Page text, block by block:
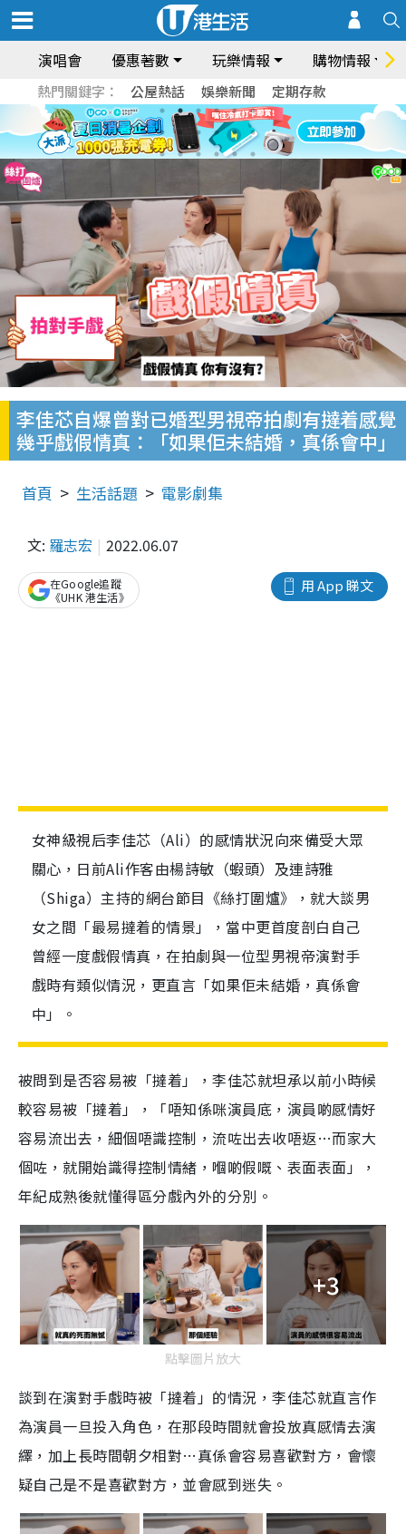
演唱會 優惠著數 玩樂情報 購物情報
熱門關鍵字： 公屋熱話 娛樂新聞 定期存款
李佳芯自爆曾對已婚型男視帝拍劇有撻着感覺
幾乎戲假情真：「如果佢未結婚，真係會中」
首頁 生活話題 電影劇集
文: 羅志宏 2022.06.07
用 App 睇文
在Google追蹤
《UHK 港生活》
女神級視后李佳芯（Ali）的感情狀況向來備受大眾
關心，日前Ali作客由楊詩敏（蝦頭）及連詩雅
（Shiga）主持的網台節目《絲打圍爐》，就大談男
女之間「最易撻着的情景」，當中更首度剖白自己
曾經一度戲假情真，在拍劇與一位型男視帝演對手
戲時有類似情況，更直言「如果佢未結婚，真係會
中」。
被問到是否容易被「撻着」，李佳芯就坦承以前小時候
較容易被「撻着」，「唔知係咪演員底，演員啲感情好
容易流出去，細個唔識控制，流咗出去收唔返…而家大
個咗，就開始識得控制情緒，嗰啲假嘅、表面表面」，
年紀成熟後就懂得區分戲內外的分別。
+3
點擊圖片放大
談到在演對手戲時被「撻着」的情況，李佳芯就直言作
為演員一旦投入角色，在那段時間就會投放真感情去演
繹，加上長時間朝夕相對…真係會容易喜歡對方，會懷
疑自己是不是喜歡對方，並會感到迷失。